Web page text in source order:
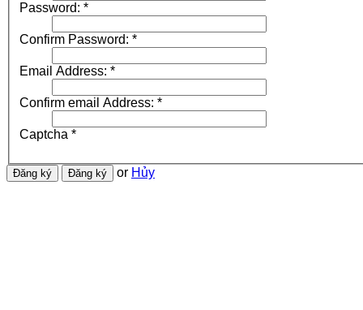
Password: *
Confirm Password: *
Email Address: *
Confirm email Address: *
Captcha *
or Hủy